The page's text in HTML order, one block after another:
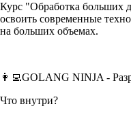
Курс "Обработка больших
освоить современные
на больших объемах.
👩‍💻GOLANG NINJA -
Что внутри?